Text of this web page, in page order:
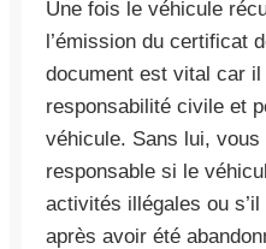
Une fois le véhicule
l’émission du certificat
document est vital car
responsabilité civile et
véhicule. Sans lui,
responsable si le
activités illégales ou
après avoir été